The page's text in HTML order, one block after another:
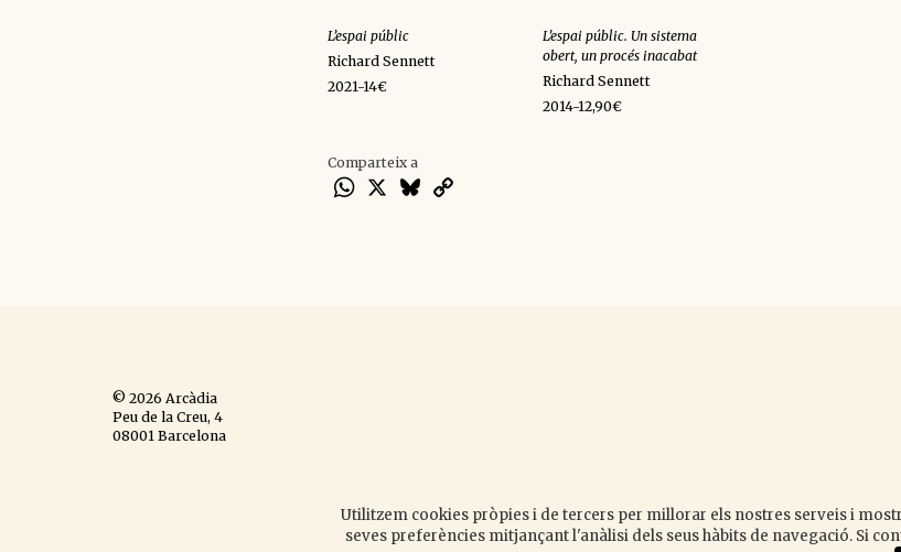
L’espai públic
Richard Sennett
2021-14€
L’espai públic. Un sistema
obert, un procés inacabat
Richard Sennett
2014-12,90€
Comparteix a
WhatsApp
X Bluesky
© 2026 Arcàdia
Peu de la Creu, 4
08001 Barcelona
política de privacitat,
Utilitzem cookies pròpies i de tercers per millorar els nostres serveis i
seves preferències mitjançant l'anàlisi dels seus hàbits de navegació. Si